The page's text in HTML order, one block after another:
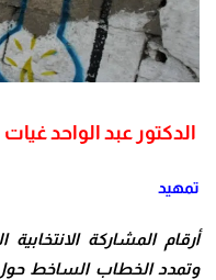
الدكتور عبد الواحد غيات
تمهيد
أرقام المشاركة
وتمدد الخطاب الساخط